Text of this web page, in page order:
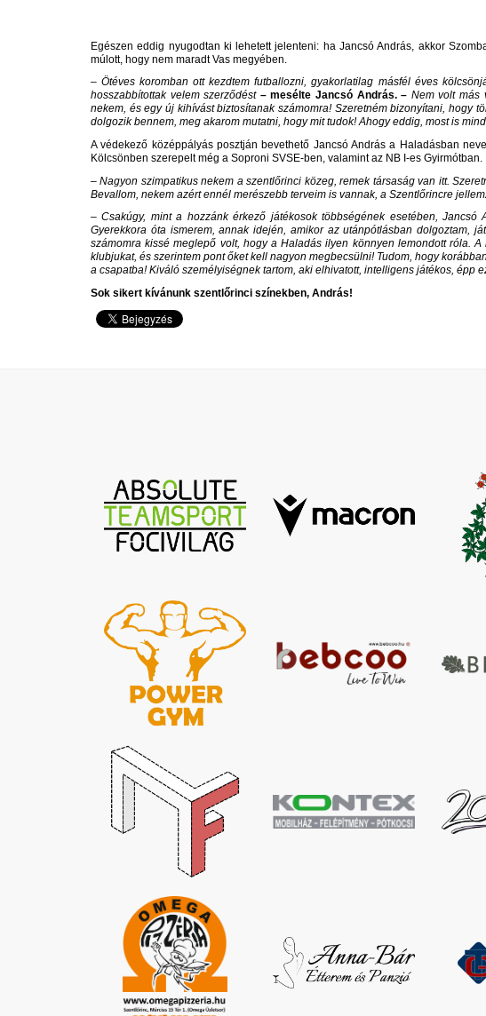
Egészen eddig nyugodtan ki lehetett jelenteni: ha Jancsó András, akkor
múlott, hogy nem maradt Vas megyében.
– Ötéves koromban ott kezdtem futballozni, gyakorlatilag másfél éves
hosszabbítottak velem szerződést – mesélte Jancsó András. – Nem volt más
nekem, és egy új kihívást biztosítanak számomra! Szeretném bizonyítani, hogy
dolgozik bennem, meg akarom mutatni, hogy mit tudok! Ahogy eddig, most is
A védekező középpályás posztján bevethető Jancsó András a Haladásban
Kölcsönben szerepelt még a Soproni SVSE-ben, valamint az NB I-es Gyirmótban.
– Nagyon szimpatikus nekem a szentlőrinci közeg, remek társaság van itt.
Bevallom, nekem azért ennél merészebb terveim is vannak, a Szentlőrincre
– Csakúgy, mint a hozzánk érkező játékosok többségének esetében,
Gyerekkora óta ismerem, annak idején, amikor az utánpótlásban dolgoztam,
számomra kissé meglepő volt, hogy a Haladás ilyen könnyen lemondott róla.
klubjukat, és szerintem pont őket kell nagyon megbecsülni! Tudom, hogy
a csapatba! Kiváló személyiségnek tartom, aki elhivatott, intelligens játékos, épp
Sok sikert kívánunk szentlőrinci színekben, András!